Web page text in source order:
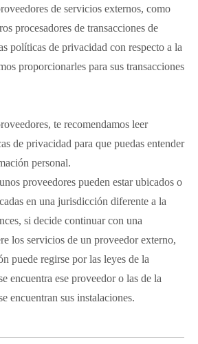
de servicios externos, como
procesadores de transacciones de
políticas de privacidad con respecto a la
proporcionarles para sus transacciones
te recomendamos leer
de privacidad para que puedas entender
personal.
proveedores pueden estar ubicados o
en una jurisdicción diferente a la
si decide continuar con una
los servicios de un proveedor externo,
puede regirse por las leyes de la
encuentra ese proveedor o las de la
encuentran sus instalaciones.